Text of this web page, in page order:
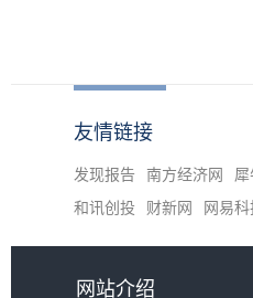
友情链接
发现报告 南方经济网
和讯创投
财新网 网易科
网站介绍